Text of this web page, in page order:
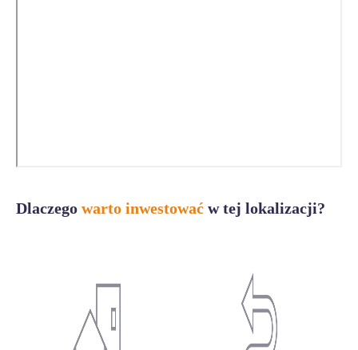
Dlaczego warto inwestować w tej lokalizacji?